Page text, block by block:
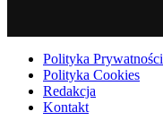
Polityka Prywatności
Polityka Cookies
Redakcja
Kontakt